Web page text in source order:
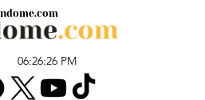
06:26:26 PM